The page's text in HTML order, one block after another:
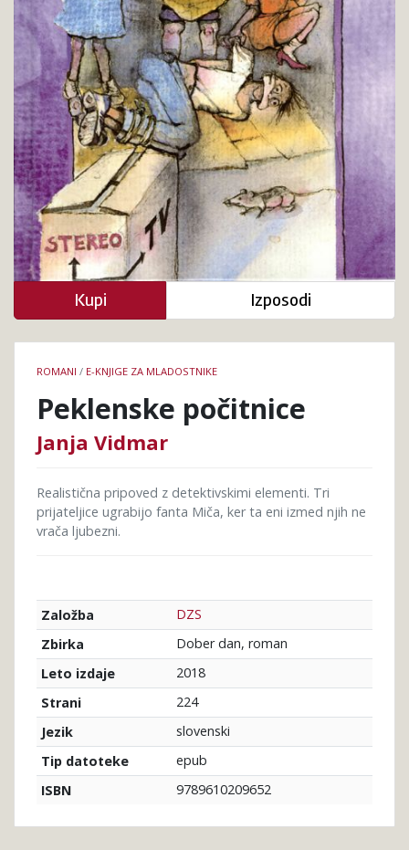
knjige
ROMANI / E-KNJIGE ZA MLADOSTNIKE
Peklenske počitnice
Janja Vidmar
Realistična pripoved z detektivskimi elementi. Tri
prijateljice ugrabijo fanta Miča, ker ta eni izmed njih ne
vrača ljubezni.
Založba
DZS
Zbirka
Dober dan, roman
Leto izdaje
2018
Strani
224
Jezik
slovenski
Tip datoteke
epub
ISBN
9789610209652
Kupi Izposodi